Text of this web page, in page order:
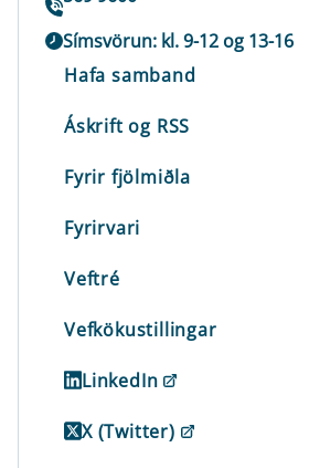
Símsvörun: kl. 9-12 og 13-16
Hafa samband
Áskrift og RSS
Fyrir fjölmiðla
Fyrirvari
Veftré
Vefkökustillingar
LinkedIn
X (Twitter)